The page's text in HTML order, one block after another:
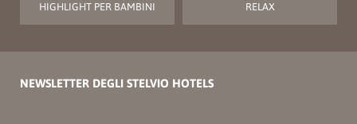
HIGHLIGHT PER BAMBINI RELAX
NEWSLETTER DEGLI STELVIO HOTELS